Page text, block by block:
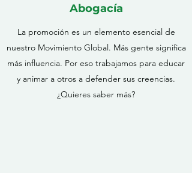
Abogacía
La promoción es un elemento esencial de
nuestro Movimiento Global. Más gente significa
más influencia. Por eso trabajamos para educar
y animar a otros a defender sus creencias.
¿Quieres saber más?